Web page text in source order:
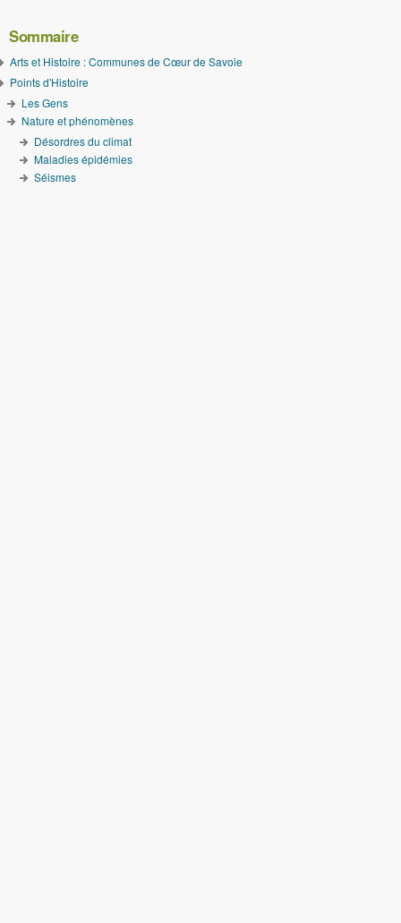
Sommaire
Arts et Histoire : Communes de Cœur de Savoie
Points d'Histoire
Les Gens
Nature et phénomènes
Désordres du climat
Maladies épidémies
Séismes